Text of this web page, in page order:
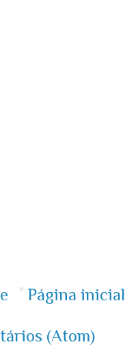
Página inicial
(Atom)